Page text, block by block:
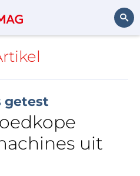
getest
uit